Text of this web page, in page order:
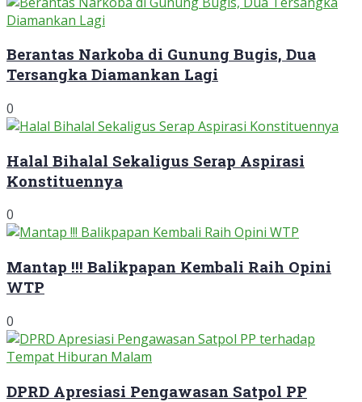
Berantas Narkoba di Gunung Bugis, Dua
Tersangka Diamankan Lagi
0
Halal Bihalal Sekaligus Serap Aspirasi
Konstituennya
0
Mantap !!! Balikpapan Kembali Raih Opini
WTP
0
DPRD Apresiasi Pengawasan Satpol PP